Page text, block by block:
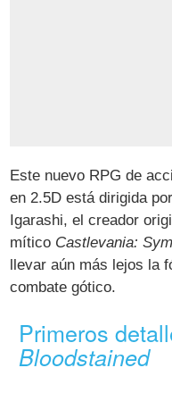
Este nuevo RPG de
en 2.5D está dirigida
Igarashi, el creador
mítico Castlevania:
llevar aún más lejos la
combate gótico.
Primeros
Bloodstained